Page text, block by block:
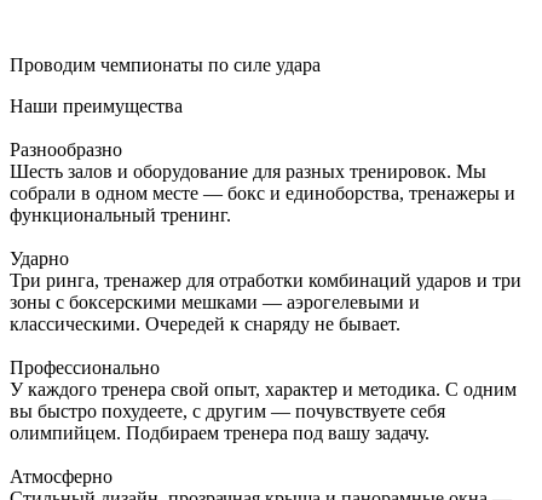
Проводим чемпионаты по силе удара
Наши преимущества
Разнообразно
Шесть залов и оборудование для разных тренировок. Мы
собрали в одном месте — бокс и единоборства, тренажеры и
функциональный тренинг.
Ударно
Три ринга, тренажер для отработки комбинаций ударов и три
зоны с боксерскими мешками — аэрогелевыми и
классическими. Очередей к снаряду не бывает.
Профессионально
У каждого тренера свой опыт, характер и методика. С одним
вы быстро похудеете, с другим — почувствуете себя
олимпийцем. Подбираем тренера под вашу задачу.
Атмосферно